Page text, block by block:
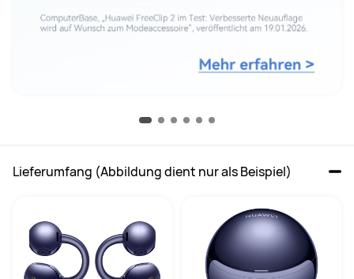
Lieferumfang (Abbildung dient nur als Beispiel)